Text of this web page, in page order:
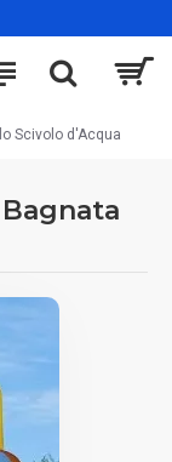
Scivolo d'Acqua